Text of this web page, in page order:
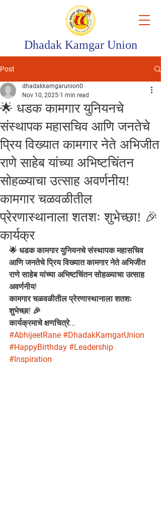
Dhadak Kamgar Union
Post
🌟 धडक कामगार युनियनचे
संस्थापक महासचिव आणि जनतेचे
प्रिय विख्यात कामगार नेते अभिजीत
राणे साहेब यांच्या अभिष्टचिंतन
सोहळ्याचा उत्साह अवर्णनीय!
कामगार चळवळीतील
प्रेरणास्थानाला शतशः शुभेच्छा! 🎉
कार्यक्र
dhadakkamgarunion0
Nov 10, 2025 1 min read
🌟 धडक कामगार युनियनचे संस्थापक महासचिव
आणि जनतेचे प्रिय विख्यात कामगार नेते अभिजीत
राणे साहेब यांच्या अभिष्टचिंतन सोहळ्याचा उत्साह
अवर्णनीय!
कामगार चळवळीतील प्रेरणास्थानाला शतशः
शुभेच्छा! 🎉
कार्यक्रमाचे क्षणचित्रे...
#AbhijeetRane #DhadakKamgarUnion
#HappyBirthday #Leadership
#Inspiration